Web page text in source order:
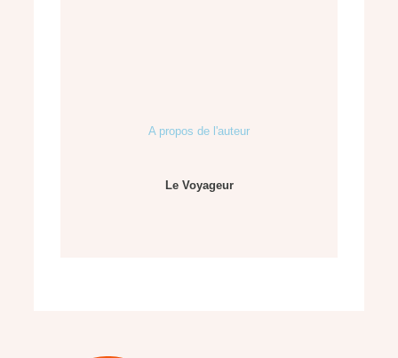
A propos de l'auteur
Le Voyageur